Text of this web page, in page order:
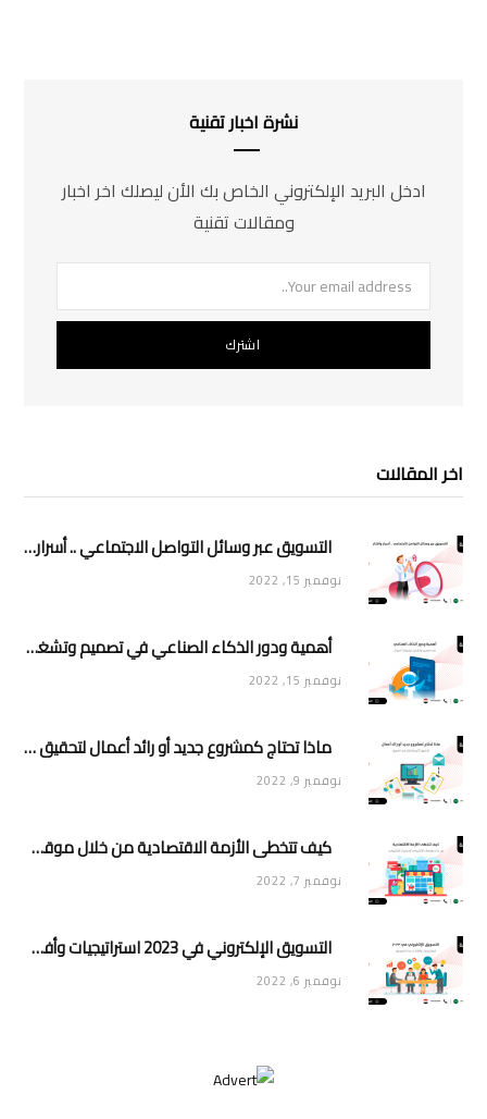
نشرة اخبار تقنية
ادخل البريد الإلكتروني الخاص بك الأن ليصلك اخر اخبار
ومقالات تقنية
اخر المقالات
التسويق عبر وسائل التواصل الاجتماعي .. أسرار وأفكار
نوفمبر 15, 2022
أهمية ودور الذكاء الصناعي في تصميم وتشغيل تطبيقات الجوال
نوفمبر 15, 2022
ماذا تحتاج كمشروع جديد أو رائد أعمال لتحقيق تأثير وانتشار في السوق
نوفمبر 9, 2022
كيف تتخطى الأزمة الاقتصادية من خلال موقعك الإلكتروني أو متجرك الإلكتروني
نوفمبر 7, 2022
التسويق الإلكتروني في 2023 استراتيجيات وأفكار جديدة للتسويق
نوفمبر 6, 2022